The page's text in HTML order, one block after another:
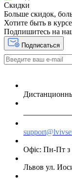
Скидки
Больше скидок,
Хотите быть в
Подпишитесь на
Подписаться
Офіс: Пн-Пт з
Львов ул.